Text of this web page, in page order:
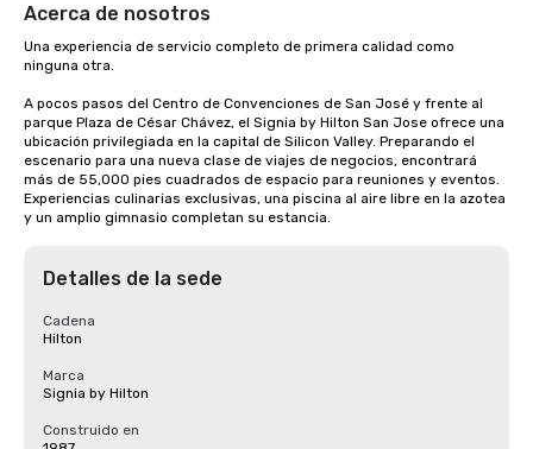
Acerca de nosotros
Una experiencia de servicio completo de primera calidad como
ninguna otra.
A pocos pasos del Centro de Convenciones de San José y frente al
parque Plaza de César Chávez, el Signia by Hilton San Jose ofrece una
ubicación privilegiada en la capital de Silicon Valley. Preparando el
escenario para una nueva clase de viajes de negocios, encontrará
más de 55,000 pies cuadrados de espacio para reuniones y eventos.
Experiencias culinarias exclusivas, una piscina al aire libre en la azotea
y un amplio gimnasio completan su estancia.
Detalles de la sede
Cadena
Hilton
Marca
Signia by Hilton
Construido en